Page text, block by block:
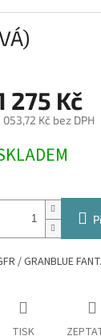
275 Kč
053,72 Kč bez DPH
/ GRANBLUE
TISK